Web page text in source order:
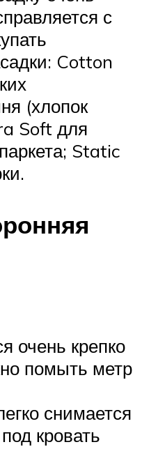
с
Cotton
(хлопок
Soft для
Static
очень крепко
помыть метр
снимается
кровать